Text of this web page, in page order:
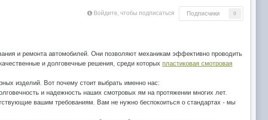
Войдите, чтобы подписаться Подписчики 0
и ремонта автомобилей. Они позволяют механикам эффективно проводить
и долговечные решения, среди которых пластиковая смотровая
изделий. Вот почему стоит выбрать именно нас:
и надежность наших смотровых ям на протяжении многих лет.
вашим требованиям. Вам не нужно беспокоиться о стандартах - мы